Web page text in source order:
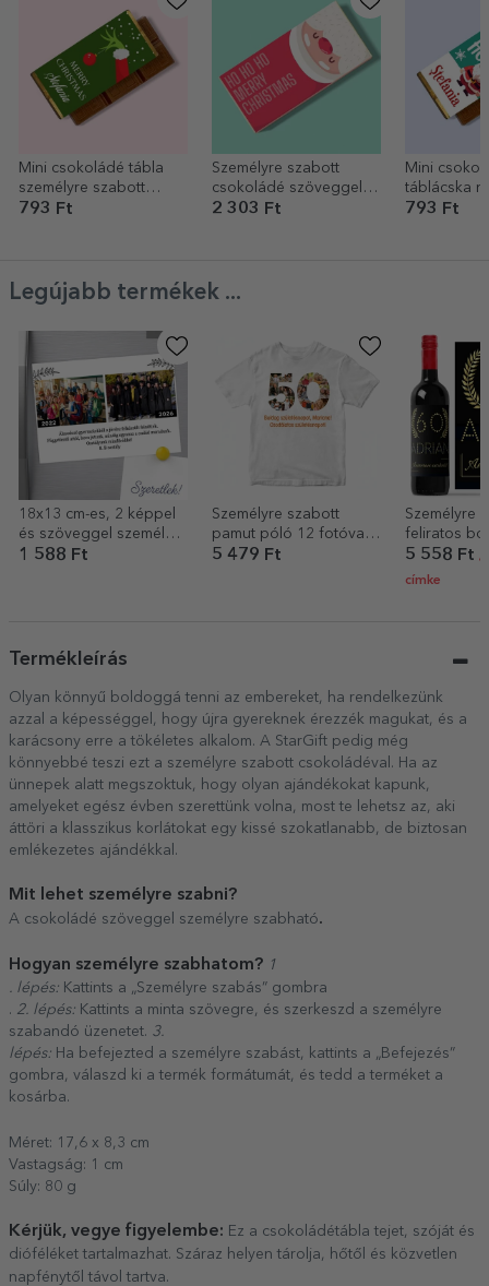
Mini csokoládé tábla
személyre szabott
üzenettel - Grinch
793 Ft
Személyre szabott
csokoládé szöveggel
karácsonyra - Ho Ho Ho
2 303 Ft
Mini
táblácska
személyre
793 Ft
Legújabb termékek ...
18x13 cm-es, 2 képpel
és szöveggel személyre
szabott mágnes –
1 588 Ft
Személyre szabott
pamut póló 12 fotóval
és üzenettel – 50 éves
5 479 Ft
Személyre
feliratos
5 558 Ft /
címke
Termékleírás
Olyan könnyű boldoggá tenni az embereket, ha rendelkezünk
azzal a képességgel, hogy újra gyereknek érezzék magukat, és a
karácsony erre a tökéletes alkalom. A StarGift pedig még
könnyebbé teszi ezt a személyre szabott csokoládéval. Ha az
ünnepek alatt megszoktuk, hogy olyan ajándékokat kapunk,
amelyeket egész évben szerettünk volna, most te lehetsz az, aki
áttöri a klasszikus korlátokat egy kissé szokatlanabb, de biztosan
emlékezetes ajándékkal.
Mit lehet személyre szabni?
A csokoládé szöveggel személyre szabható.
Hogyan személyre szabhatom? 1
. lépés: Kattints a „Személyre szabás” gombra
. 2. lépés: Kattints a minta szövegre, és szerkeszd a személyre
szabandó üzenetet. 3.
lépés: Ha befejezted a személyre szabást, kattints a „Befejezés”
gombra, válaszd ki a termék formátumát, és tedd a terméket a
kosárba.
Méret: 17,6 x 8,3 cm
Vastagság: 1 cm
Súly: 80 g
Kérjük, vegye figyelembe: Ez a csokoládétábla tejet, szóját és
dióféléket tartalmazhat. Száraz helyen tárolja, hőtől és közvetlen
napfénytől távol tartva.